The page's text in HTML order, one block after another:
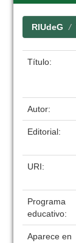
RIUdeG
Título:
Autor:
Editorial:
URI:
Programa
educativo:
Aparece en